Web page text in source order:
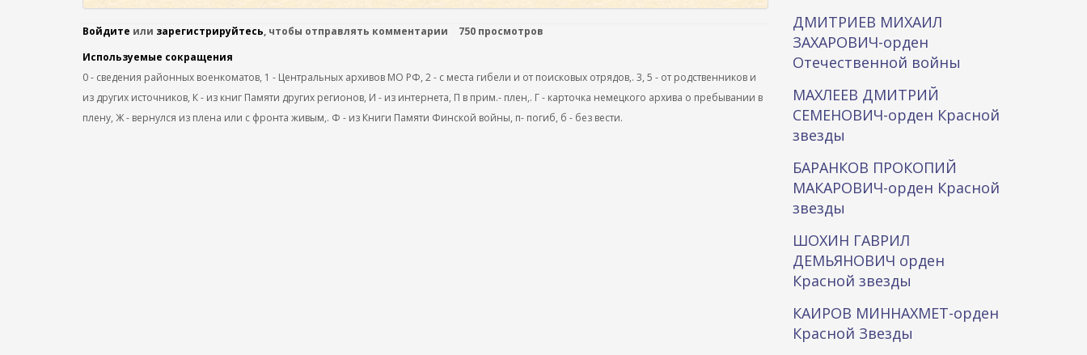
Войдите или зарегистрируйтесь, чтобы отправлять комментарии
750 просмотров
Используемые сокращения
0 - сведения районных военкоматов, 1 - Центральных архивов МО РФ, 2 - с места гибели и от поисковых отрядов,. 3, 5 - от родственников и
из других источников, К - из книг Памяти других регионов, И - из интернета, П в прим.- плен,. Г - карточка немецкого архива о пребывании в
плену, Ж - вернулся из плена или с фронта живым,. Ф - из Книги Памяти Финской войны, п- погиб, б - без вести.
ДМИТРИЕВ МИХАИЛ
ЗАХАРОВИЧ-орден
Отечественной войны
МАХЛЕЕВ ДМИТРИЙ
СЕМЕНОВИЧ-орден Красной
звезды
БАРАНКОВ ПРОКОПИЙ
МАКАРОВИЧ-орден Красной
звезды
ШОХИН ГАВРИЛ
ДЕМЬЯНОВИЧ орден
Красной звезды
КАИРОВ МИННАХМЕТ-орден
Красной Звезды